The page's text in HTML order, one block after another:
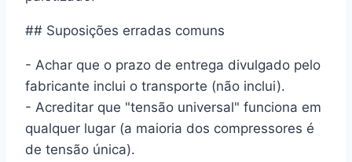
## Suposições erradas comuns
- Achar que o prazo de entrega divulgado pelo
fabricante inclui o transporte (não inclui).
- Acreditar que "tensão universal" funciona em
qualquer lugar (a maioria dos compressores é
de tensão única).